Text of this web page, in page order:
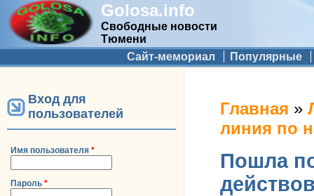
Golosa.info
Свободные новости
Тюмени
Дополнительное меню
Сайт-мемориал Популярные
Вход для
пользователей
Имя пользователя *
Пароль *
Вы здесь
Главная »
линия по
Пошла